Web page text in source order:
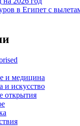
в Египет с
и медицина
и искусство
открытия